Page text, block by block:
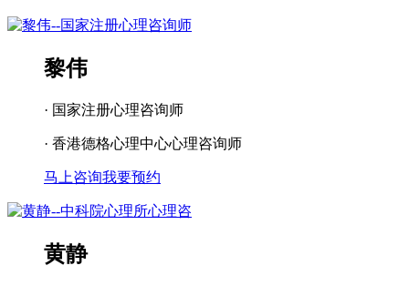
黎伟
· 国家注册心理咨询师
· 香港德格心理中心心理咨询师
马上咨询我要预约
黄静